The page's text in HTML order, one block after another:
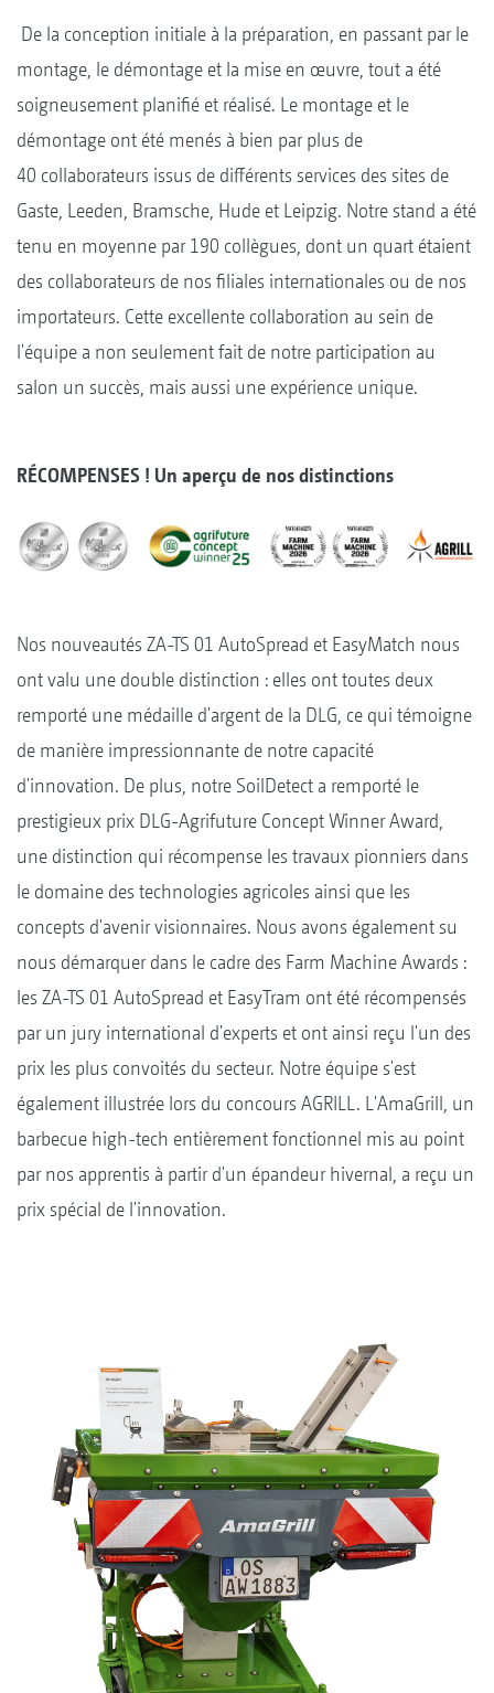
De la conception initiale à la préparation, en passant par le
montage, le démontage et la mise en œuvre, tout a été
soigneusement planifié et réalisé. Le montage et le
démontage ont été menés à bien par plus de
40 collaborateurs issus de différents services des sites de
Gaste, Leeden, Bramsche, Hude et Leipzig. Notre stand a été
tenu en moyenne par 190 collègues, dont un quart étaient
des collaborateurs de nos filiales internationales ou de nos
importateurs. Cette excellente collaboration au sein de
l'équipe a non seulement fait de notre participation au
salon un succès, mais aussi une expérience unique.
RÉCOMPENSES ! Un aperçu de nos distinctions
Nos nouveautés ZA-TS 01 AutoSpread et EasyMatch nous
ont valu une double distinction : elles ont toutes deux
remporté une médaille d'argent de la DLG, ce qui témoigne
de manière impressionnante de notre capacité
d'innovation. De plus, notre SoilDetect a remporté le
prestigieux prix DLG-Agrifuture Concept Winner Award,
une distinction qui récompense les travaux pionniers dans
le domaine des technologies agricoles ainsi que les
concepts d'avenir visionnaires. Nous avons également su
nous démarquer dans le cadre des Farm Machine Awards :
les ZA-TS 01 AutoSpread et EasyTram ont été récompensés
par un jury international d'experts et ont ainsi reçu l'un des
prix les plus convoités du secteur. Notre équipe s'est
également illustrée lors du concours AGRILL. L'AmaGrill, un
barbecue high-tech entièrement fonctionnel mis au point
par nos apprentis à partir d'un épandeur hivernal, a reçu un
prix spécial de l'innovation.